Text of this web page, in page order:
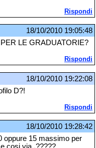
Rispondi
18/10/2010 19:05:48
LE GRADUATORIE?
Rispondi
18/10/2010 19:22:08
D?!
Rispondi
18/10/2010 19:28:42
oppure 15 massimo per